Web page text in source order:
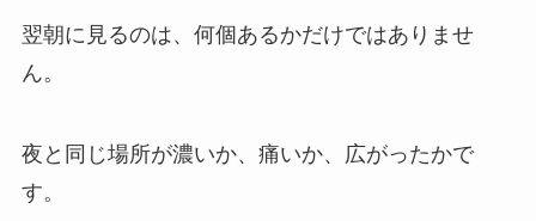
翌朝に見るのは、何個あるかだけではありませ
ん。
夜と同じ場所が濃いか、痛いか、広がったかで
す。